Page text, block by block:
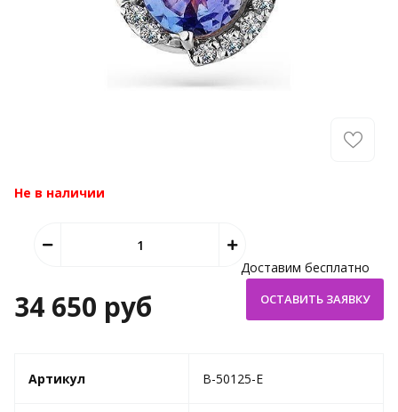
Не в наличии
34 650 руб
Доставим бесплатно
Артикул B-50125-E